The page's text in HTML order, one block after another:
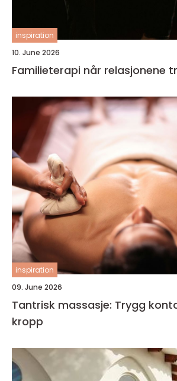
inspiration
10. June 2026
Familieterapi når
inspiration
09. June 2026
Tantrisk massasje: Trygg
kropp